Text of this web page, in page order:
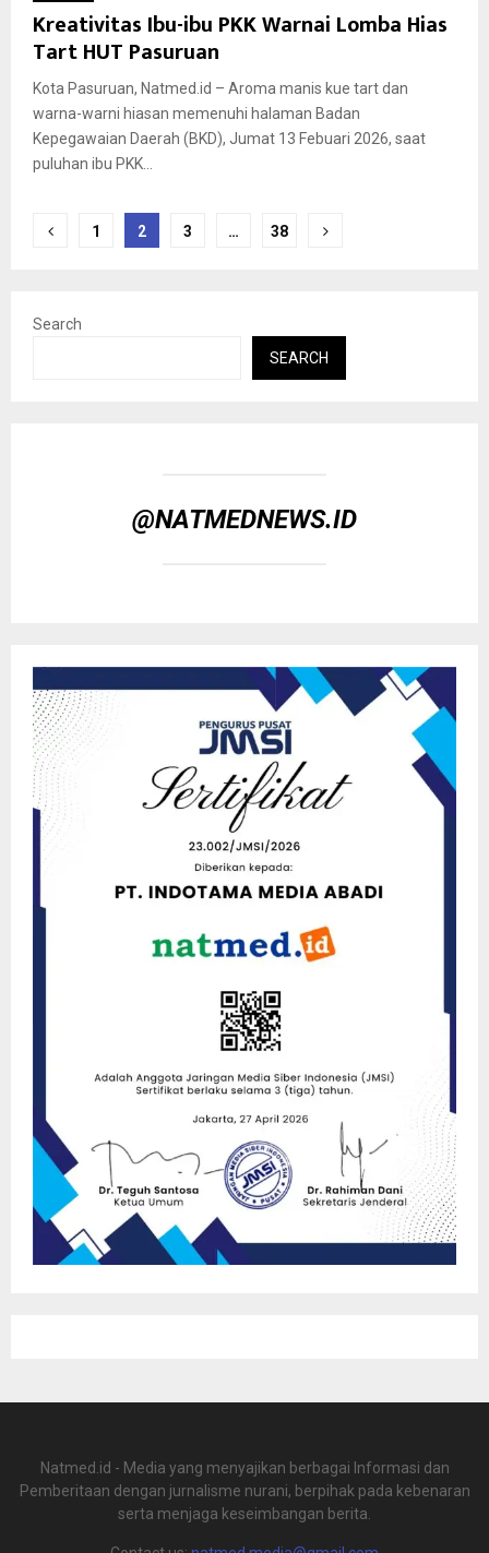
Kreativitas Ibu-ibu PKK Warnai Lomba Hias
Tart HUT Pasuruan
Kota Pasuruan, Natmed.id – Aroma manis kue tart dan
warna-warni hiasan memenuhi halaman Badan
Kepegawaian Daerah (BKD), Jumat 13 Febuari 2026, saat
puluhan ibu PKK...
Posts
1 2 3 … 38
Search
SEARCH
@NATMEDNEWS.ID
Natmed.id - Media yang menyajikan berbagai Informasi dan
Pemberitaan dengan jurnalisme nurani, berpihak pada kebenaran
serta menjaga keseimbangan berita.